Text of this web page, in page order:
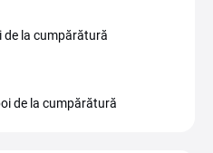
de la cumpărătură
de la cumpărătură